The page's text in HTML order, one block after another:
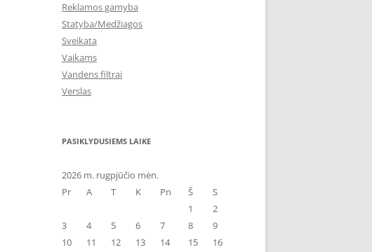
Reklamos gamyba
Statyba/Medžiagos
Sveikata
Vaikams
Vandens filtrai
Verslas
PASIKLYDUSIEMS LAIKE
2026 m. rugpjūčio mėn.
Pr
A T K Pn Š
S
1
2
3
4 5 6 7 8
9
10
11 12 13 14 15
16